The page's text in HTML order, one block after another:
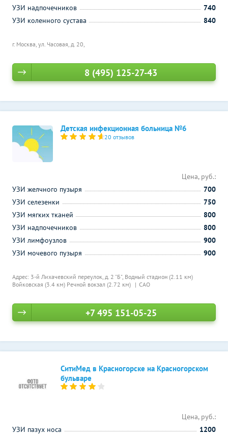
г. Москва, ул. Часовая, д. 20,
УЗИ надпочечников
740
УЗИ коленного сустава
840
8 (495) 125-27-43
Детская инфекционная больница №6
20 отзывов
Адрес: 3-й Лихачевский переулок, д. 2 "Б", Водный стадион (2.11 км)
Войковская (3.4 км) Речной вокзал (2.72 км) САО
Цена, руб.:
УЗИ желчного пузыря
700
УЗИ селезенки
750
УЗИ мягких тканей
800
УЗИ надпочечников
800
УЗИ лимфоузлов
900
УЗИ мочевого пузыря
900
+7 495 151-05-25
СитиМед в Красногорске на Красногорском
бульваре
Цена, руб.:
УЗИ пазух носа
1200